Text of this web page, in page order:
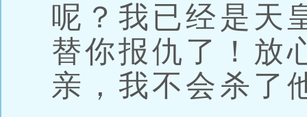
呢？我已经是天
替你报仇了！放
亲，我不会杀了